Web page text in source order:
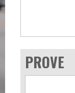
PROVE